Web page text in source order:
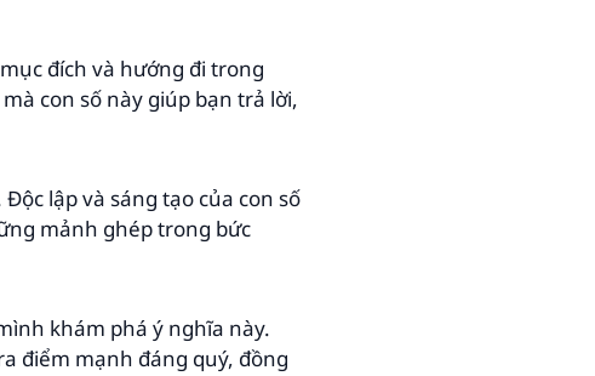
đích và hướng đi trong
con số này giúp bạn trả lời,
lập và sáng tạo của con số
mảnh ghép trong bức
khám phá ý nghĩa này.
điểm mạnh đáng quý, đồng